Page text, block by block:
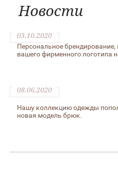
Новости
03.10.2020
Персональное брендирование,
вашего фирменного логотипа
08.06.2020
Нашу коллекцию одежды
новая модель брюк.